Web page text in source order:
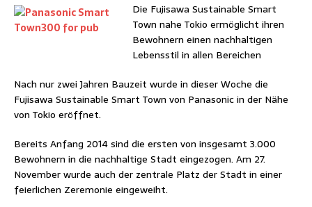
Die Fujisawa Sustainable Smart
Town nahe Tokio ermöglicht ihren
Bewohnern einen nachhaltigen
Lebensstil in allen Bereichen
Nach nur zwei Jahren Bauzeit wurde in dieser Woche die
Fujisawa Sustainable Smart Town von Panasonic in der Nähe
von Tokio eröffnet.
Bereits Anfang 2014 sind die ersten von insgesamt 3.000
Bewohnern in die nachhaltige Stadt eingezogen. Am 27.
November wurde auch der zentrale Platz der Stadt in einer
feierlichen Zeremonie eingeweiht.